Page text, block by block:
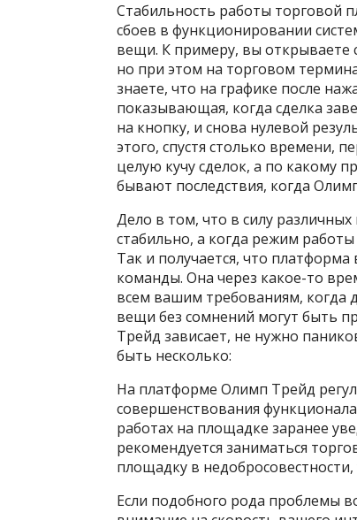
Стабильность работы торговой
сбоев в функционировании
вещи. К примеру, вы открываете
но при этом на торговом
знаете, что на графике после
показывающая, когда сделка
на кнопку, и снова нулевой
этого, спустя столько времени,
целую кучу сделок, а по какому
бывают последствия, когда
Дело в том, что в силу
стабильно, а когда режим
Так и получается, что
команды. Она через какое-то
всем вашим требованиям, когда
вещи без сомнений могут быть
Трейд зависает, не нужно
быть несколько:
На платформе Олимп Трейд
совершенствования
работах на площадке заранее
рекомендуется заниматься
площадку в
Если подобного рода проблемы